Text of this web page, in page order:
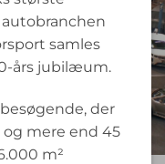
samles
års jubilæum.
der
og mere end 45
m²